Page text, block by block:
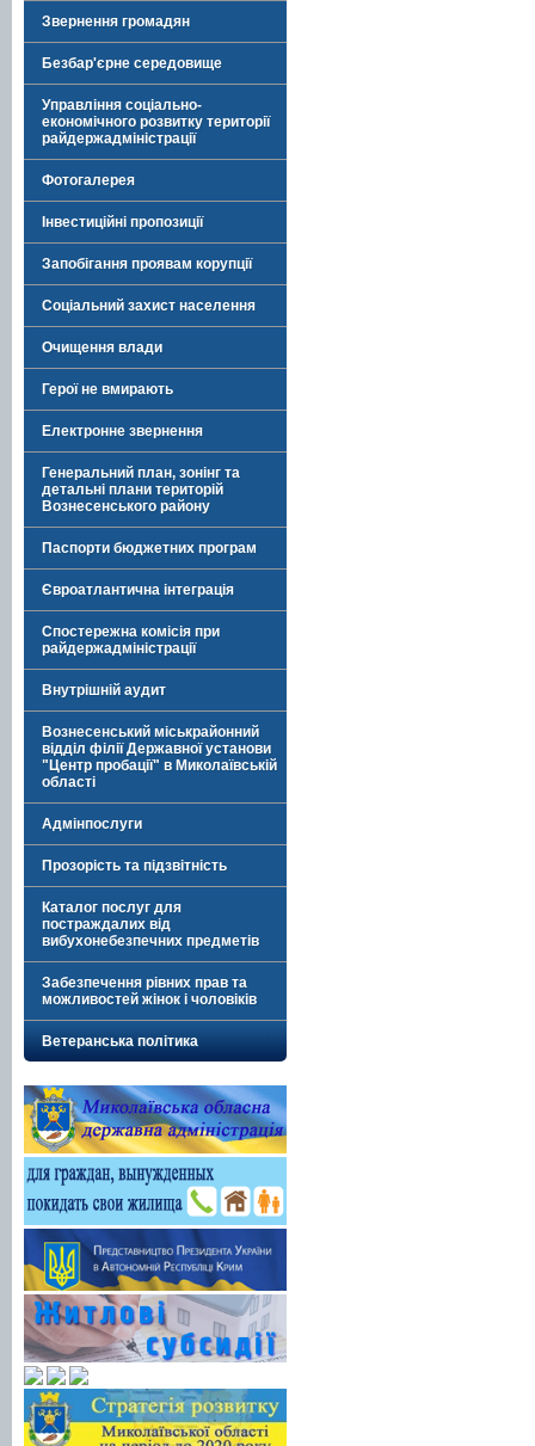
Звернення громадян
Безбар'єрне середовище
Управління соціально-
економічного розвитку території
райдержадміністрації
Фотогалерея
Інвестиційні пропозиції
Запобігання проявам корупції
Соціальний захист населення
Очищення влади
Герої не вмирають
Електронне звернення
Генеральний план, зонінг та
детальні плани територій
Вознесенського району
Паспорти бюджетних програм
Євроатлантична інтеграція
Спостережна комісія при
райдержадміністрації
Внутрішній аудит
Вознесенський міськрайонний
відділ філії Державної установи
"Центр пробації" в Миколаївській
області
Адмінпослуги
Прозорість та підзвітність
Каталог послуг для
постраждалих від
вибухонебезпечних предметів
Забезпечення рівних прав та
можливостей жінок і чоловіків
Ветеранська політика